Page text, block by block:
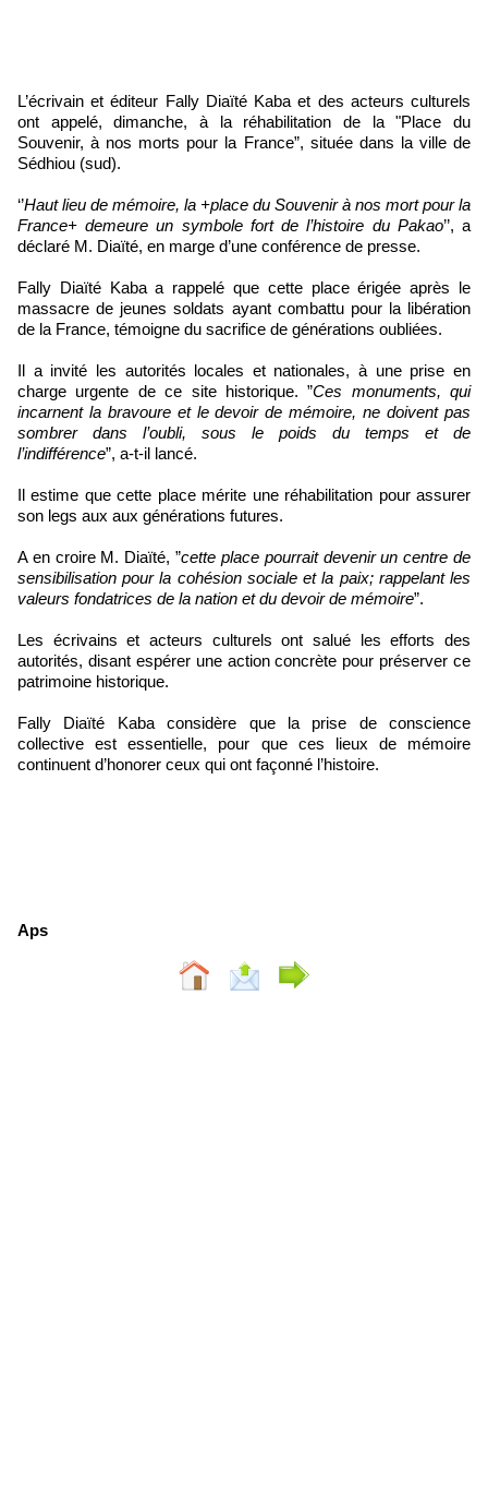
L’écrivain et éditeur Fally Diaïté Kaba et des acteurs culturels
ont appelé, dimanche, à la réhabilitation de la "Place du
Souvenir, à nos morts pour la France”, située dans la ville de
Sédhiou (sud).
‘’Haut lieu de mémoire, la +place du Souvenir à nos mort pour la
France+ demeure un symbole fort de l’histoire du Pakao’’, a
déclaré M. Diaïté, en marge d’une conférence de presse.
Fally Diaïté Kaba a rappelé que cette place érigée après le
massacre de jeunes soldats ayant combattu pour la libération
de la France, témoigne du sacrifice de générations oubliées.
Il a invité les autorités locales et nationales, à une prise en
charge urgente de ce site historique. ”Ces monuments, qui
incarnent la bravoure et le devoir de mémoire, ne doivent pas
sombrer dans l’oubli, sous le poids du temps et de
l’indifférence”, a-t-il lancé.
Il estime que cette place mérite une réhabilitation pour assurer
son legs aux aux générations futures.
A en croire M. Diaïté, ”cette place pourrait devenir un centre de
sensibilisation pour la cohésion sociale et la paix; rappelant les
valeurs fondatrices de la nation et du devoir de mémoire”.
Les écrivains et acteurs culturels ont salué les efforts des
autorités, disant espérer une action concrète pour préserver ce
patrimoine historique.
Fally Diaïté Kaba considère que la prise de conscience
collective est essentielle, pour que ces lieux de mémoire
continuent d’honorer ceux qui ont façonné l’histoire.
Aps